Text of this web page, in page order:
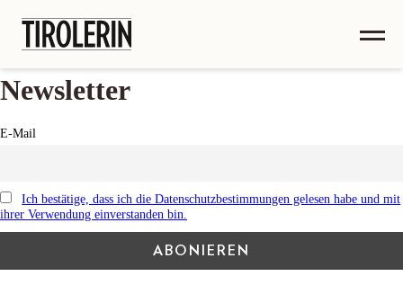
Newsletter
E-Mail
Ich bestätige, dass ich die Datenschutzbestimmungen gelesen habe und mit
ihrer Verwendung einverstanden bin.